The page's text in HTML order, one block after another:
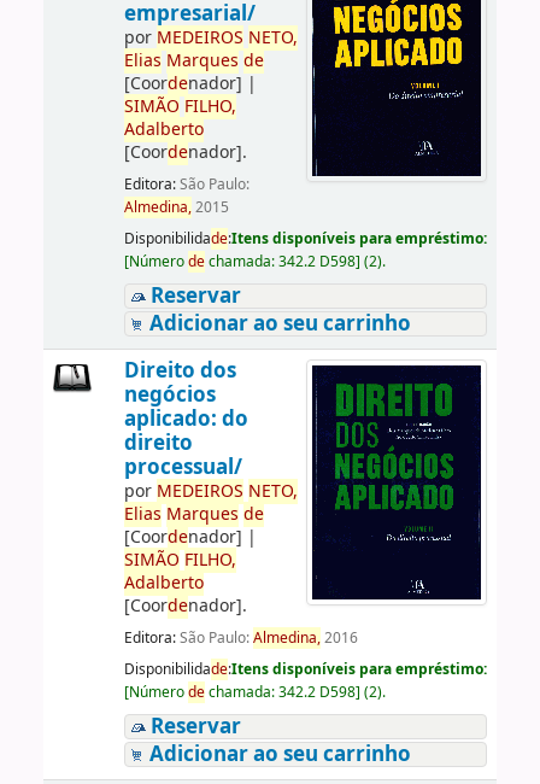
empresarial/
por MEDEIROS NETO,
Elias Marques de
[Coordenador] |
SIMÃO FILHO,
Adalberto
[Coordenador].
Editora:São Paulo:
Almedina,2015
Disponibilidade:Itens disponíveis para empréstimo:
[Númerodechamada:342.2 D598] (2).
Reservar
Adicionar ao seu carrinho
Direito dos
negócios
aplicado: do
direito
processual/
por MEDEIROS NETO,
Elias Marques de
[Coordenador] |
SIMÃO FILHO,
Adalberto
[Coordenador].
Editora:São Paulo:Almedina,2016
Disponibilidade:Itens disponíveis para empréstimo:
[Númerodechamada:342.2 D598] (2).
Reservar
Adicionar ao seu carrinho